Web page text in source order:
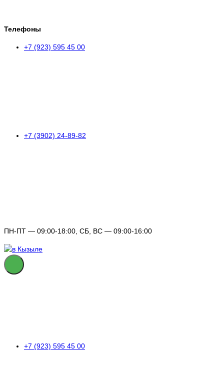
Телефоны
+7 (923) 595 45 00
+7 (3902) 24-89-82
ПН-ПТ — 09:00-18:00, СБ, ВС — 09:00-16:00
+7 (923) 595 45 00